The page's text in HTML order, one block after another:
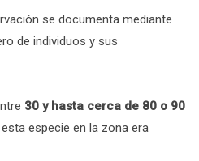
se documenta mediante
de individuos y sus
30 y hasta cerca de 80 o 90
especie en la zona era